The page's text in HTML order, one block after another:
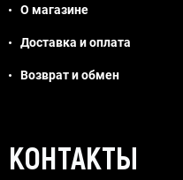
О магазине
Доставка и оплата
Возврат и обмен
КОНТАКТЫ